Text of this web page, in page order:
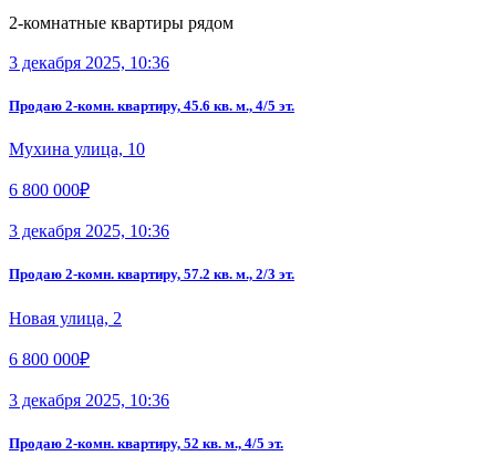
2-комнатные квартиры рядом
3 декабря 2025, 10:36
Продаю 2-комн. квартиру, 45.6 кв. м., 4/5 эт.
Мухина улица, 10
6 800 000₽
3 декабря 2025, 10:36
Продаю 2-комн. квартиру, 57.2 кв. м., 2/3 эт.
Новая улица, 2
6 800 000₽
3 декабря 2025, 10:36
Продаю 2-комн. квартиру, 52 кв. м., 4/5 эт.